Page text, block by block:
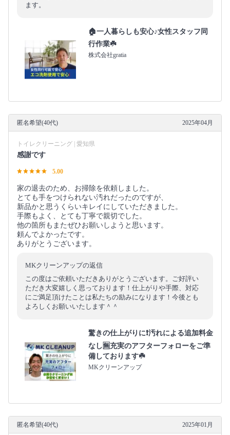
ます。
🏠一人暮らしも安心♪女性スタッフ同
行作業☘️
株式会社gratia
匿名希望(40代) 2025年04月
トイレクリーニング | 愛知県
感謝です
5.00
家の退去のため、お掃除を依頼しました。
とても手をつけられない汚れだったのですが、
新品かと思うくらいキレイにしていただきました。
手際もよく、とても丁寧で親切でした。
他の箇所もまたぜひお願いしようと思います。
頼んでよかったです。
ありがとうございます。
MKクリーンアップの返信
この度はご依頼いただきありがとうございます。ご好評い
ただき大変嬉しく思っております！仕上がりや手際、対応
にご満足頂けたことは私たちの励みになります！今後とも
よろしくお願いいたします＾＾
驚きの仕上がりに❗️汚れによる追加料金
なし🈚️充実のアフターフォローをご準
備しております☘️
MKクリーンアップ
匿名希望(40代) 2025年01月